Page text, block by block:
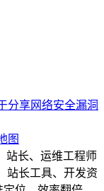
分享网络安全漏洞
图
站长、运维工程师
站长工具、开发资